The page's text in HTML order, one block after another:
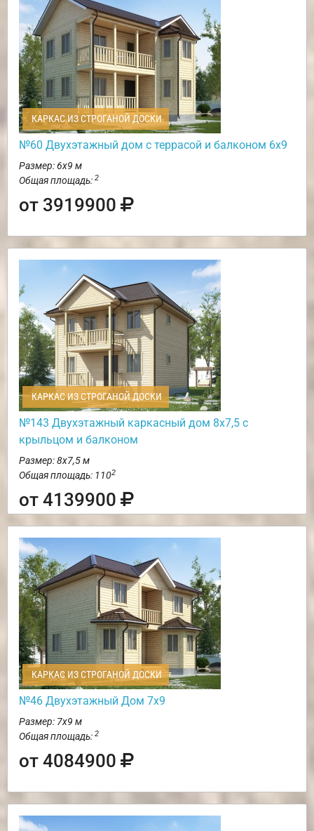
КАРКАС ИЗ СТРОГАНОЙ ДОСКИ
№60 Двухэтажный дом с террасой и балконом 6х9
Размер: 6х9 м
Общая площадь: 2
от 3919900
КАРКАС ИЗ СТРОГАНОЙ ДОСКИ
№143 Двухэтажный каркасный дом 8х7,5 с
крыльцом и балконом
Размер: 8х7,5 м
Общая площадь: 1102
от 4139900
КАРКАС ИЗ СТРОГАНОЙ ДОСКИ
№46 Двухэтажный Дом 7х9
Размер: 7х9 м
Общая площадь: 2
от 4084900